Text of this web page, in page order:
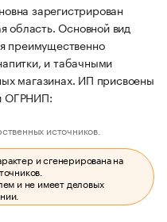
зарегистрирован
область. Основной вид
преимущественно
и табачными
магазинах. ИП присвоены
ОГРНИП:
источников.
и сгенерирована на
и не имеет деловых